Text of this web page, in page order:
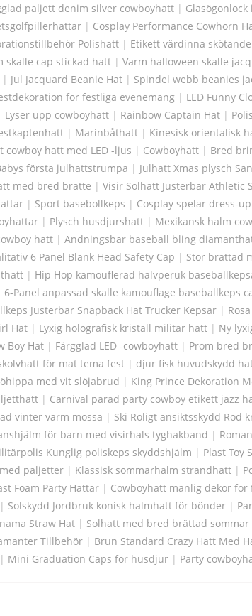
paljett denim silver cowboyhatt |
| Cosplay Performance Cowhorn
Polishatt | Etikett värdinna
skalle cap stickad hatt | Varm halloween skalle
| Jul Jacquard Beanie Hat | Spindel webb beanies
för festliga evenemang | LED Funny
Lyser upp cowboyhatt | Rainbow Captain Hat |
| Marinbåthatt | Kinesisk orientalisk
cowboy hatt med LED -ljus | Cowboyhatt | Bred
första julhattstrumpa | Julhatt Xmas plysch
med bred brätte | Visir Solhatt Justerbar Athletic
| Sport basebollkeps | Cosplay spelar dress-
| Plysch husdjurshatt | Mexikansk halm
hatt | Andningsbar baseball bling
6 Panel Blank Head Safety Cap | Stor brättad
| Hip Hop kamouflerad halvperuk
6-Panel anpassad skalle kamouflage baseballkeps
Justerbar Snapback Hat Trucker Kepsar |
Hat | Lyxig holografisk kristall militär hatt | Ny
Boy Hat | Färgglad LED -cowboyhatt | Prom bred
för mat tema fest | djur fisk huvudskydd
med vit slöjabrud | King Prince Dekoration
| Carnival parad party cowboy etikett jazz
vinter varm mössa | Ski Roligt ansiktsskydd Röd
för barn med visirhals tyghakband |
Kunglig poliskeps skyddshjälm | Plast Toy
paljetter | Klassisk sommarhalm strandhatt |
Foam Party Hattar | Cowboyhatt manlig dekor
| Solskydd Jordbruk konisk halmhatt för bönder |
Straw Hat | Solhatt med bred brättad
Tillbehör | Brun Standard Crazy Hatt Med
| Mini Graduation Caps för husdjur | Party